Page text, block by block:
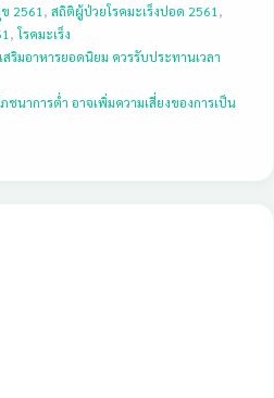
2561 , สถิติผู้ป่วยโรคมะเร็งปอด 2561 ,
, โรคมะเร็ง
มอาหารยอดนิยม ควรรับประทานเวลา
นาการต่ำ อาจเพิ่มความเสี่ยงของการเป็น